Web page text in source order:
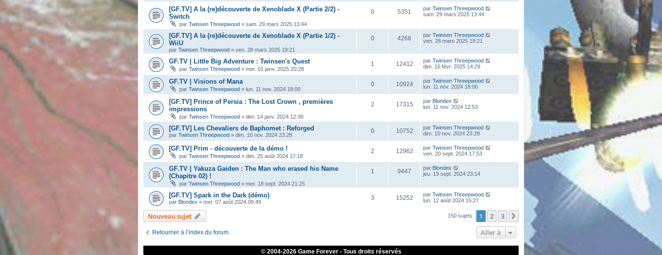
[GF.TV] A la (re)découverte de Xenoblade X (Partie 2/2) -
Switch
par Twinsen Threepwood » sam. 29 mars 2025 13:44
0 5351 par Twinsen Threepwood
sam. 29 mars 2025 13:44
[GF.TV] A la (re)découverte de Xenoblade X (Partie 1/2) -
WiiU
par Twinsen Threepwood » ven. 28 mars 2025 19:21
0 4268 par Twinsen Threepwood
ven. 28 mars 2025 19:21
GF.TV | Little Big Adventure : Twinsen's Quest
par Twinsen Threepwood » mer. 01 janv. 2025 20:28
1 12412 par Twinsen Threepwood
dim. 16 févr. 2025 14:29
GF.TV | Visions of Mana
par Twinsen Threepwood » lun. 11 nov. 2024 18:00
0 10924 par Twinsen Threepwood
lun. 11 nov. 2024 18:00
[GF.TV] Prince of Persia : The Lost Crown , premières
impressions
par Twinsen Threepwood » dim. 14 janv. 2024 12:38
2 17315 par Blondex
lun. 11 nov. 2024 12:53
[GF.TV] Les Chevaliers de Baphomet : Reforged
par Twinsen Threepwood » dim. 10 nov. 2024 23:28
0 10752 par Twinsen Threepwood
dim. 10 nov. 2024 23:28
[GF.TV] Prim - découverte de la démo !
par Twinsen Threepwood » dim. 25 août 2024 17:18
2 12962 par Twinsen Threepwood
ven. 20 sept. 2024 17:53
GF.TV | Yakuza Gaiden : The Man who erased his Name
(Chapitre 02) !
par Twinsen Threepwood » mer. 18 sept. 2024 21:25
1 9447 par Blondex
jeu. 19 sept. 2024 23:14
[GF.TV] Spark in the Dark (démo)
par Blondex » mer. 07 août 2024 09:49
3 15252 par Twinsen Threepwood
lun. 12 août 2024 15:27
Nouveau sujet 150 sujets 1 2 3 Suivante
Retourner à l’index du forum Aller à
© 2004-2026 Game Forever - Tous droits réservés